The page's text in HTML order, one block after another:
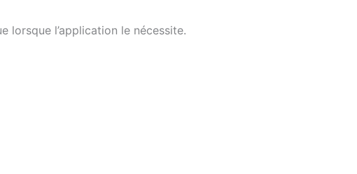
lorsque l’application le nécessite.